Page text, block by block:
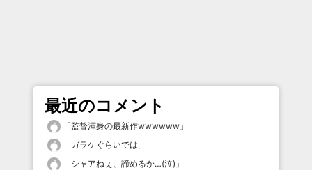
最近のコメント
「監督渾身の最新作wwwwww 」
「ガラケぐらいでは 」
「シャアねぇ、諦めるか…(泣) 」